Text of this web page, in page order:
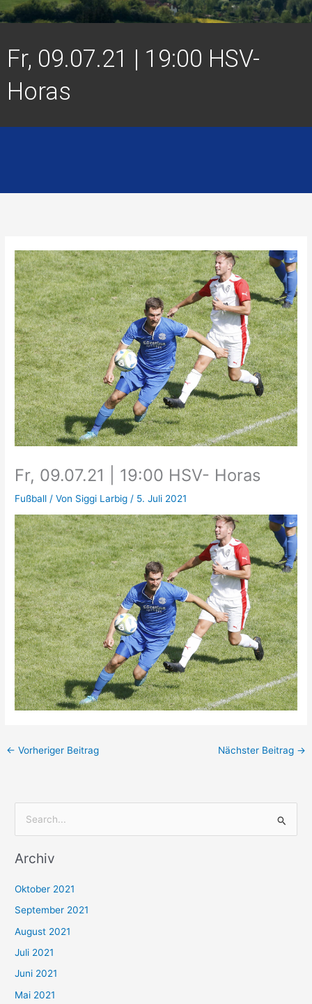
Fr, 09.07.21 | 19:00 HSV-
Horas
Fr, 09.07.21 | 19:00 HSV- Horas
Fußball / Von Siggi Larbig / 5. Juli 2021
← Vorheriger Beitrag Nächster Beitrag →
c
n
n
a
c
h
Archiv
Oktober 2021
September 2021
August 2021
Juli 2021
Juni 2021
Mai 2021